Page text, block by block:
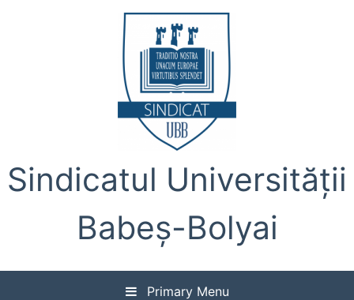
Sindicatul Universității
Babeș-Bolyai
Primary Menu